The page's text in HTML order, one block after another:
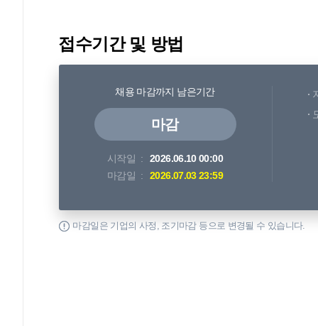
접수기간 및 방법
채용 마감까지 남은기간
마감
시작일
2026.06.10 00:00
마감일
2026.07.03 23:59
마감일은 기업의 사정, 조기마감 등으로 변경될 수 있습니다.